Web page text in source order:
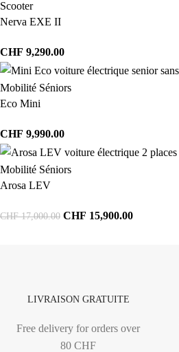
Scooter
Nerva EXE II
CHF 9,290.00
Mobilité Séniors
Eco Mini
CHF 9,990.00
Mobilité Séniors
Arosa LEV
CHF17,000.00 CHF 15,900.00
LIVRAISON GRATUITE
Free delivery for orders over
80 CHF